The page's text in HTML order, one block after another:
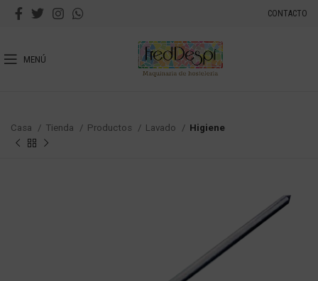
CONTACTO
MENÚ
Casa Tienda Productos Lavado Higiene